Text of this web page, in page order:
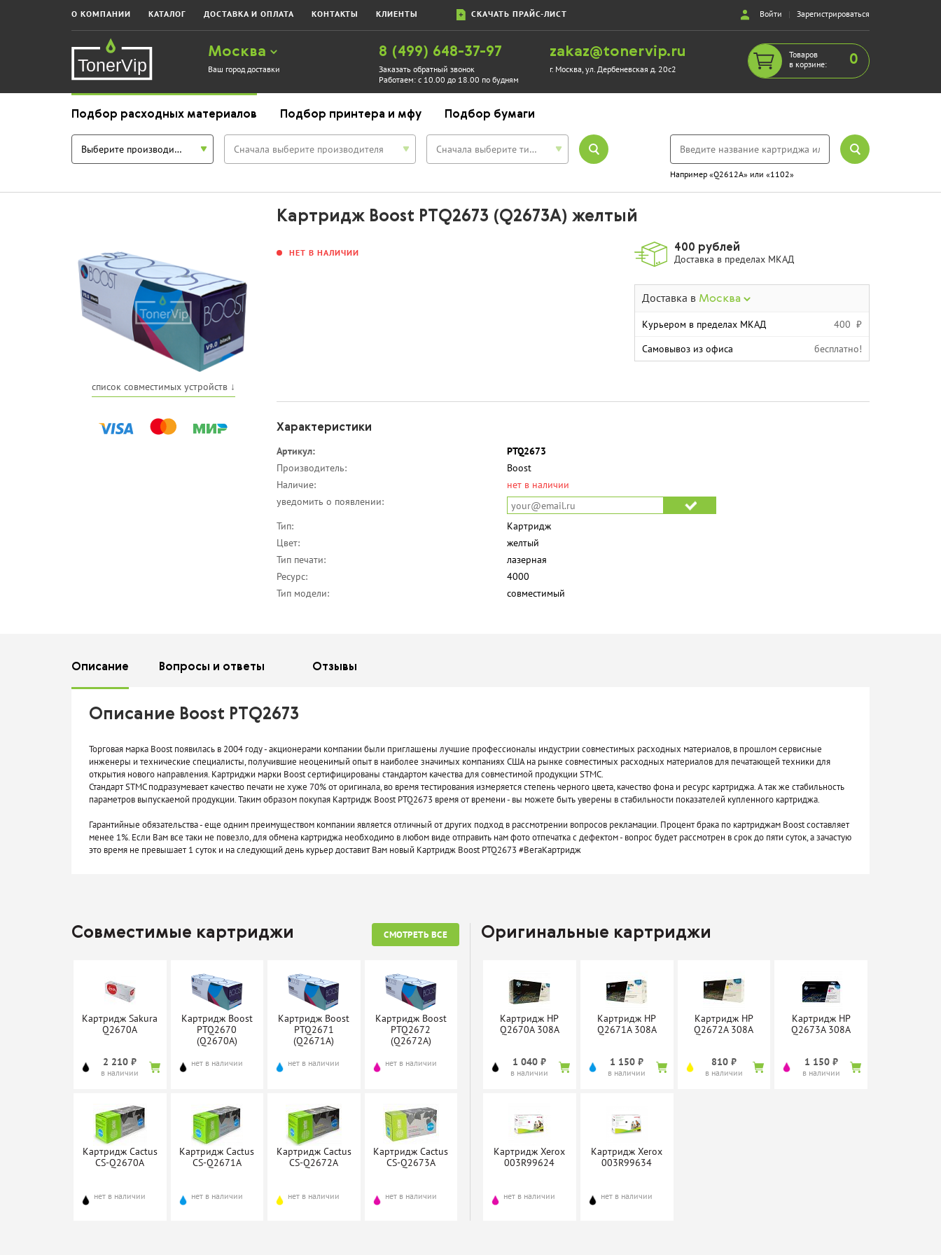
О КОМПАНИИ КАТАЛОГ ДОСТАВКА И ОПЛАТА КОНТАКТЫ КЛИЕНТЫ СКАЧАТЬ ПРАЙС-ЛИСТ Войти | Зарегистрироваться
Москва
Ваш город доставки
8 (499) 648-37-97
Заказать обратный звонок
Работаем: с 10.00 до 18.00 по будням
zakaz@tonervip.ru
г. Москва, ул. Дербеневская д. 20с2
Товаров
в корзине:
0
Подбор расходных материалов Подбор принтера и мфу Подбор бумаги
Выберите производителя Сначала выберите производителя Сначала выберите тип устройства
Например «Q2612A» или «1102»
Картридж Boost PTQ2673 (Q2673A) желтый
список совместимых устройств ↓
НЕТ В НАЛИЧИИ 400 рублей
Доставка в пределах МКАД
Доставка в Москва
Курьером в пределах МКАД
400 ₽
Самовывоз из офиса
бесплатно!
Характеристики
Артикул:
PTQ2673
Производитель:
Boost
Наличие:
нет в наличии
уведомить о появлении:
Тип:
Картридж
Цвет:
желтый
Тип печати:
лазерная
Ресурс:
4000
Тип модели:
совместимый
Описание Вопросы и ответы Отзывы
Описание Boost PTQ2673
Торговая марка Boost появилась в 2004 году - акционерами компании были приглашены лучшие профессионалы индустрии совместимых расходных материалов, в прошлом сервисные
инженеры и технические специалисты, получившие неоценимый опыт в наиболее значимых компаниях США на рынке совместимых расходных материалов для печатающей техники для
открытия нового направления. Картриджи марки Boost сертифицированы стандартом качества для совместимой продукции STMC.
Стандарт STMC подразумевает качество печати не хуже 70% от оригинала, во время тестирования измеряется степень черного цвета, качество фона и ресурс картриджа. А так же стабильность
параметров выпускаемой продукции. Таким образом покупая Картридж Boost PTQ2673 время от времени - вы можете быть уверены в стабильности показателей купленного картриджа.
Гарантийные обязательства - еще одним преимуществом компании является отличный от других подход в рассмотрении вопросов рекламации. Процент брака по картриджам Boost составляет
менее 1%. Если Вам все таки не повезло, для обмена картриджа необходимо в любом виде отправить нам фото отпечатка с дефектом - вопрос будет рассмотрен в срок до пяти суток, а зачастую
это время не превышает 1 суток и на следующий день курьер доставит Вам новый Картридж Boost PTQ2673 #ВегаКартридж
Совместимые картриджи СМОТРЕТЬ ВСЕ
Картридж Sakura
Q2670A
2 210 ₽
в наличии
Картридж Boost
PTQ2670
(Q2670A)
нет в наличии
Картридж Boost
PTQ2671
(Q2671A)
нет в наличии
Картридж Boost
PTQ2672
(Q2672A)
нет в наличии
Картридж Cactus
CS-Q2670A
нет в наличии
Картридж Cactus
CS-Q2671A
нет в наличии
Картридж Cactus
CS-Q2672A
нет в наличии
Картридж Cactus
CS-Q2673A
нет в наличии
Оригинальные картриджи
Картридж HP
Q2670A 308A
1 040 ₽
в наличии
Картридж HP
Q2671A 308A
1 150 ₽
в наличии
Картридж HP
Q2672A 308A
810 ₽
в наличии
Картридж HP
Q2673A 308A
1 150 ₽
в наличии
Картридж Xerox
003R99624
нет в наличии
Картридж Xerox
003R99634
нет в наличии